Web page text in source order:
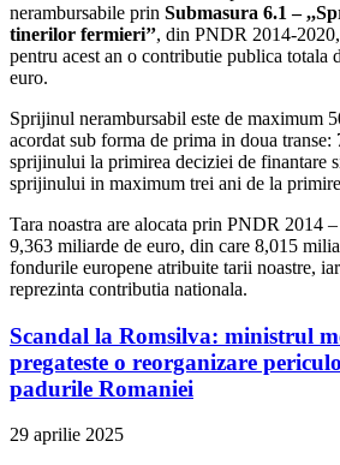
nerambursabile prin Submasura 6.1 –
tinerilor fermieri’’, din PNDR 2014-2020,
pentru acest an o contributie publica totala
euro.
Sprijinul nerambursabil este de maximum
acordat sub forma de prima in doua
sprijinului la primirea deciziei de finantare
sprijinului in maximum trei ani de la
Tara noastra are alocata prin PNDR 2014
9,363 miliarde de euro, din care 8,015
fondurile europene atribuite tarii noastre,
reprezinta contributia nationala.
Scandal la Romsilva: ministrul
pregateste o reorganizare
padurile Romaniei
29 aprilie 2025